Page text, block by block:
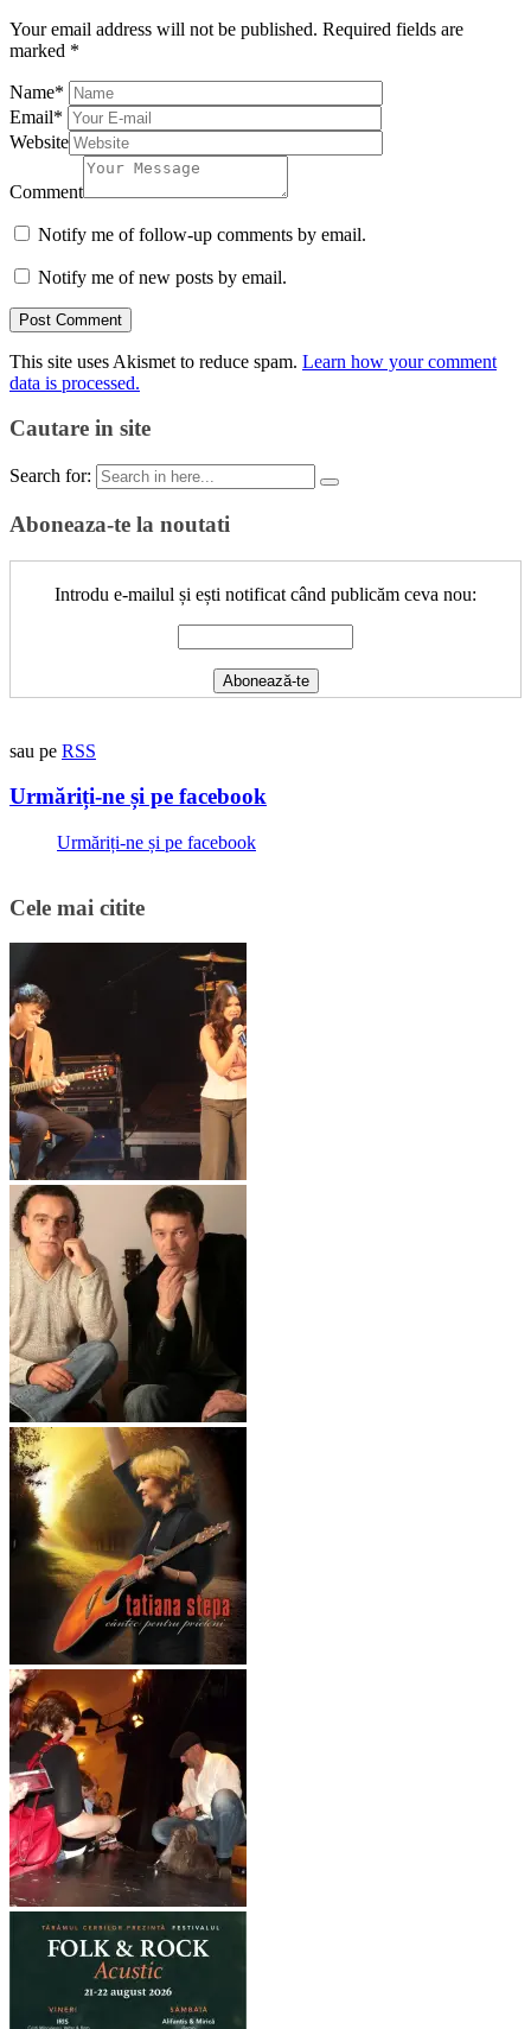
Your email address will not be published. Required fields are
marked *
Name*
Email*
Website
Comment
Notify me of follow-up comments by email.
Notify me of new posts by email.
This site uses Akismet to reduce spam. Learn how your comment
data is processed.
Cautare in site
Search for:
Aboneaza-te la noutati
Introdu e-mailul și ești notificat când publicăm ceva nou:
sau pe RSS
Urmăriți-ne și pe facebook
Urmăriți-ne și pe facebook
Cele mai citite